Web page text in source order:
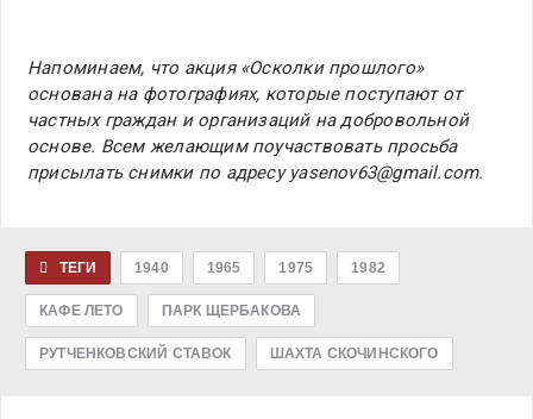
Напоминаем, что акция «Осколки прошлого»
основана на фотографиях, которые поступают от
частных граждан и организаций на добровольной
основе. Всем желающим поучаствовать просьба
присылать снимки по адресу yasenov63@gmail.com.
ТЕГИ 1940 1965 1975 1982
КАФЕ ЛЕТО ПАРК ЩЕРБАКОВА
РУТЧЕНКОВСКИЙ СТАВОК ШАХТА СКОЧИНСКОГО